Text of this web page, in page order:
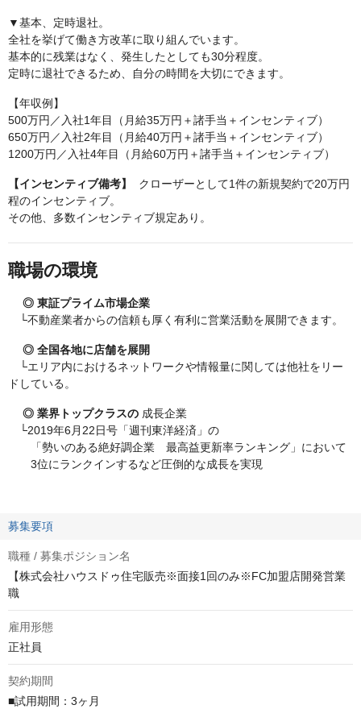
▼基本、定時退社。
全社を挙げて働き方改革に取り組んでいます。
基本的に残業はなく、発生したとしても30分程度。
定時に退社できるため、自分の時間を大切にできます。
【年収例】
500万円／入社1年目（月給35万円＋諸手当＋インセンティブ）
650万円／入社2年目（月給40万円＋諸手当＋インセンティブ）
1200万円／入社4年目（月給60万円＋諸手当＋インセンティブ）
【インセンティブ備考】
クローザーとして1件の新規契約で20万円
程のインセンティブ。
その他、多数インセンティブ規定あり。
職場の環境
◎ 東証プライム市場企業
└不動産業者からの信頼も厚く有利に営業活動を展開できます。
◎ 全国各地に店舗を展開
└エリア内におけるネットワークや情報量に関しては他社をリー
ドしている。
◎ 業界トップクラスの 成長企業
└2019年6月22日号「週刊東洋経済」の
「勢いのある絶好調企業 最高益更新率ランキング」において
3位にランクインするなど圧倒的な成長を実現
募集要項
職種 / 募集ポジション名
【株式会社ハウスドゥ住宅販売※面接1回のみ※FC加盟店開発営業
職
雇用形態
正社員
契約期間
■試用期間：3ヶ月